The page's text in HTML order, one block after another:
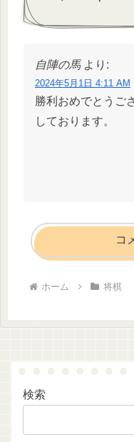
自陣の馬 より:
2024年5月1日 4:11 AM
勝利おめでとうご
しております。
コ
ホーム 将棋
検索